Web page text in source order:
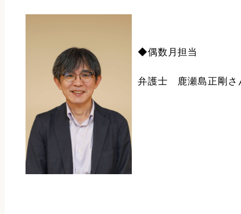
◆偶数月担当
弁護士 鹿瀬島正剛さ